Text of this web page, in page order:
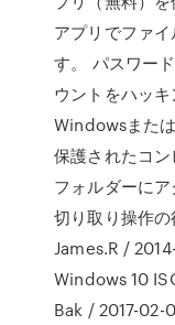
アプリでファ
す。 パスワー
ウントをハッ
Windowsまた
保護されたコ
フォルダーにア
切り取り操作
James.R /
Windows 10
Bak / 2017-02-